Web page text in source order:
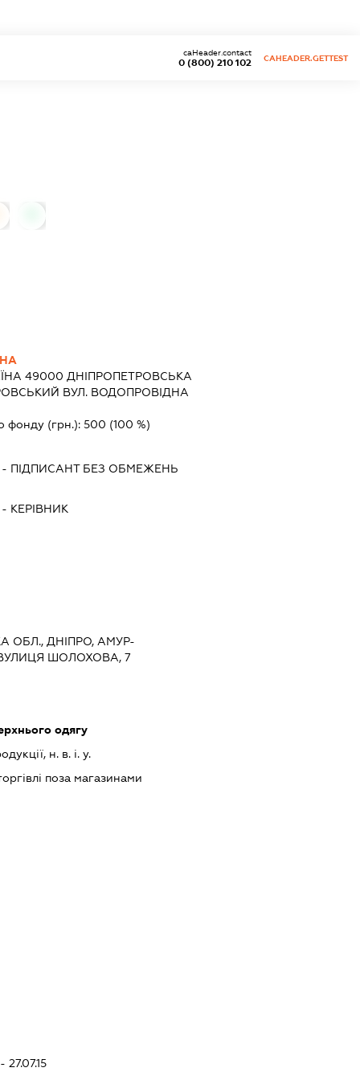
0 (800) 210 102
caHeader.contact
CAHEADER.GETTEST
49000 ДНIПРОПЕТРОВСЬКА
ВУЛ. ВОДОПРОВІДНА
фонду (грн.): 500 (100 %)
- ПІДПИСАНТБЕЗ ОБМЕЖЕНЬ
- КЕРІВНИК
ОБЛ., ДНІПРО, АМУР-
ШОЛОХОВА, 7
одягу
н. в. і. у.
поза магазинами